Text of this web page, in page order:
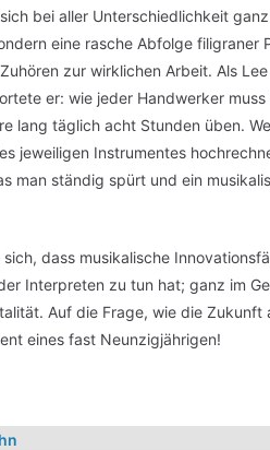
bei aller Unterschiedlichkeit
eine rasche Abfolge
zur wirklichen Arbeit. Als
er: wie jeder Handwerker
lang täglich acht Stunden üben.
jeweiligen Instrumentes
man ständig spürt und ein
dass musikalische
Interpreten zu tun hat; ganz im
Auf die Frage, wie die Zukunft
eines fast Neunzigjährigen!